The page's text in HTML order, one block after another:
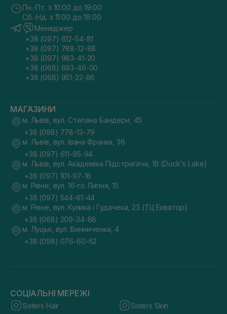
Пн.-Пт. з 10:00 до 19:00
Сб.-Нд. з 11:00 до 18:00
Менеджер
+38 (097) 612-54-81
+38 (097) 788-12-88
+38 (097) 983-41-20
+38 (068) 693-46-00
+38 (068) 951-22-86
МАГАЗИНИ
м. Львів, вул. Степана Бандери, 45
+38 (098) 778-13-79
м. Львів, вул. Івана Франка, 36
+38 (097) 611-95-94
м. Львів, вул. Академіка Підстригача, 1В (Duck's Lake)
+38 (097) 101-97-16
м. Рівне, вул. 16-го Липня, 15
+38 (097) 544-61-44
м. Рівне, вул. Кулика і Гудачека, 23 (ТЦ Екватор)
+38 (068) 209-34-88
м. Луцьк, вул. Винниченка, 4
+38 (098) 076-60-62
СОЦІАЛЬНІ МЕРЕЖІ
Sisters Hair Sisters Skin